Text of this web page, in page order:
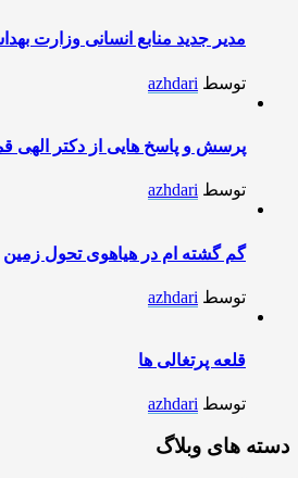
مدیر جدید منابع انسانی وزارت
توسط azhdari
پرسش و پاسخ هایی از دکتر الهی
توسط azhdari
گم گشته ام در هیاهوی تحول زمین
توسط azhdari
قلعه پرتغالی ها
توسط azhdari
دسته های وبلاگ